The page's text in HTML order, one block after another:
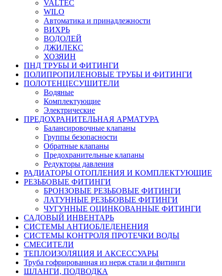
VALTEC
WILO
Автоматика и принадлежности
ВИХРЬ
ВОДОЛЕЙ
ДЖИЛЕКС
ХОЗЯИН
ПНД ТРУБЫ И ФИТИНГИ
ПОЛИПРОПИЛЕНОВЫЕ ТРУБЫ И ФИТИНГИ
ПОЛОТЕНЦЕСУШИТЕЛИ
Водяные
Комплектующие
Электрические
ПРЕДОХРАНИТЕЛЬНАЯ АРМАТУРА
Балансировочные клапаны
Группы безопасности
Обратные клапаны
Предохранительные клапаны
Редукторы давления
РАДИАТОРЫ ОТОПЛЕНИЯ И КОМПЛЕКТУЮЩИЕ
РЕЗЬБОВЫЕ ФИТИНГИ
БРОНЗОВЫЕ РЕЗЬБОВЫЕ ФИТИНГИ
ЛАТУННЫЕ РЕЗЬБОВЫЕ ФИТИНГИ
ЧУГУННЫЕ ОЦИНКОВАННЫЕ ФИТИНГИ
САДОВЫЙ ИНВЕНТАРЬ
СИСТЕМЫ АНТИОБЛЕДЕНЕНИЯ
СИСТЕМЫ КОНТРОЛЯ ПРОТЕЧКИ ВОДЫ
СМЕСИТЕЛИ
ТЕПЛОИЗОЛЯЦИЯ И АКСЕССУАРЫ
Труба гофрированная из нерж стали и фитинги
ШЛАНГИ, ПОДВОДКА